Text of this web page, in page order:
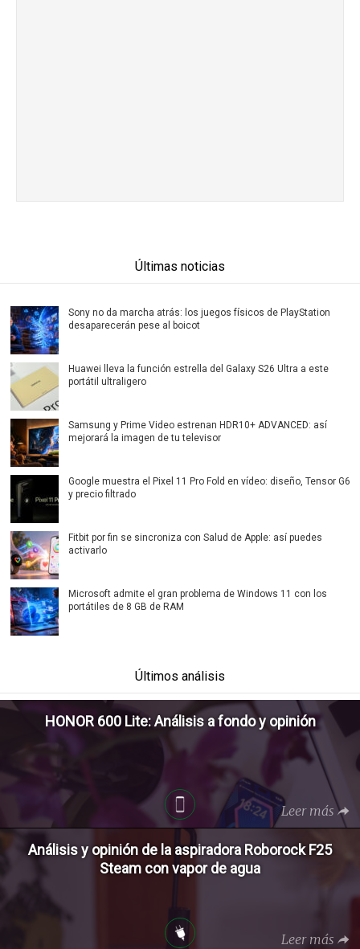
Últimas noticias
Sony no da marcha atrás: los juegos físicos de PlayStation
desaparecerán pese al boicot
Huawei lleva la función estrella del Galaxy S26 Ultra a este
portátil ultraligero
Samsung y Prime Video estrenan HDR10+ ADVANCED: así
mejorará la imagen de tu televisor
Google muestra el Pixel 11 Pro Fold en vídeo: diseño, Tensor G6
y precio filtrado
Fitbit por fin se sincroniza con Salud de Apple: así puedes
activarlo
Microsoft admite el gran problema de Windows 11 con los
portátiles de 8 GB de RAM
Últimos análisis
HONOR 600 Lite: Análisis a fondo y opinión
Leer más
Análisis y opinión de la aspiradora Roborock F25
Steam con vapor de agua
Leer más